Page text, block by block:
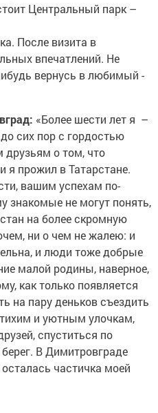
Центральный парк –
После визита в
впечатлений. Не
вернусь в любимый
«Более шести лет я –
сих пор с гордостью
о том, что
я прожил в Татарстане.
вашим успехам по-
знакомые не могут понять,
на более скромную
ни о чем не жалею: и
и люди тоже добрые
малой родины, наверное,
как только появляется
на пару деньков съездить
и уютным улочкам,
спуститься по
В Димит­ровграде
частичка моей